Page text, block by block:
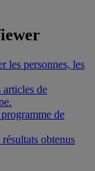
les personnes, les
articles de
de
obtenus